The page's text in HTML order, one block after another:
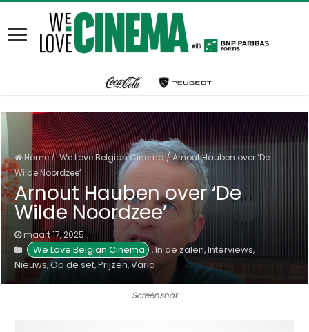
Home/We Love Belgian Cinema/Arnout Hauben over ‘De
Wilde Noordzee’
Arnout Hauben over ‘De
Wilde Noordzee’
maart 17, 2025
We Love Belgian Cinema ,In de zalen,Interviews,
Nieuws,Op de set,Prijzen,Varia
Screenshot